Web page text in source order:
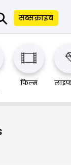
सब्सक्राइब
फिल्म